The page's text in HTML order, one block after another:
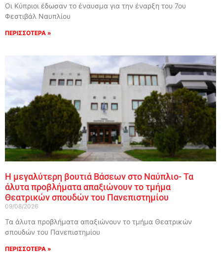
Οι Κύπριοι έδωσαν το έναυσμα για την έναρξη του 7ου
Φεστιβάλ Ναυπλίου
ΠΕΡΙΣΣΟΤΕΡΑ »
Η μεγαλύτερη βουτιά Βάσεων στο Ναύπλιο- Τα
άλυτα προβλήματα απαξιώνουν το τμήμα
Θεατρικών σπουδών του Πανεπιστημίου
09/08/2026
Τα άλυτα προβλήματα απαξιώνουν το τμήμα Θεατρικών
σπουδών του Πανεπιστημίου
ΠΕΡΙΣΣΟΤΕΡΑ »